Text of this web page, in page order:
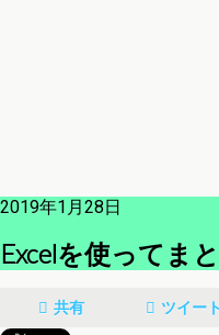
2019年1月28日
Excelを使ってま
共有 ツイート